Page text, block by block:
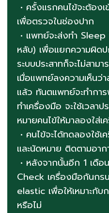
• ครั้งแรกคนไข้จะต้อง
เพื่อตรวจในช่องปาก
• แพทย์จะส่งทำ
หลับ) เพื่อแยกความผิดป
ระบบประสาทก็จะไม่สาม
เมื่อแพทย์ลงความเห็นว่
แล้ว ทันตแพทย์จะทำก
ทำเครื่องมือ จะใช้เวลา
หมายคนไข้ให้มาลองใส่เ
• คนไข้จะได้ทดลองใช้
และนัดหมาย ติดตามอาก
• หลังจากนั้นอีก 1 เดือ
Check เครื่องมือกันกร
elastic เพื่อให้เหมาะกับ
หรือไม่